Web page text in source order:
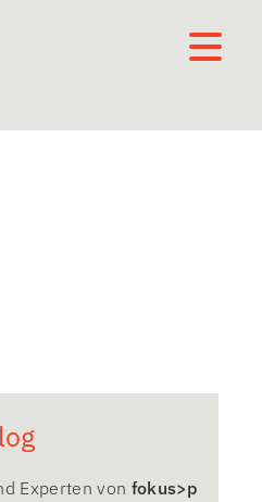
Die Kommunikationsagentur
Experten von fokus>p